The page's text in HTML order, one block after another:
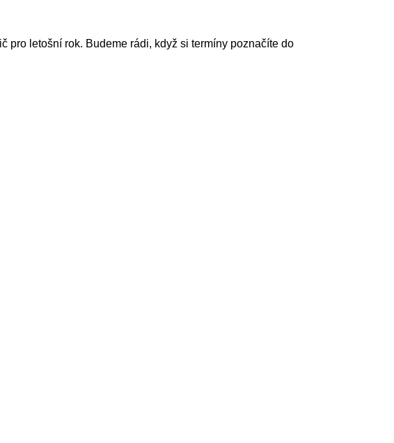
pro letošní rok. Budeme rádi, když si termíny poznačíte do